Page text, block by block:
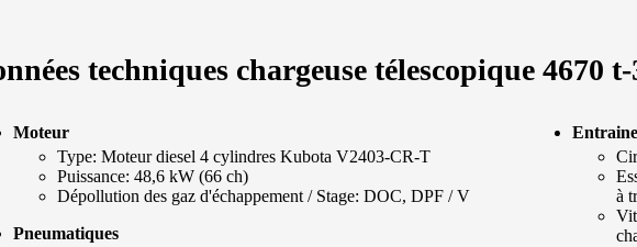
techniques chargeuse télescopique 4670 t-
Moteur
Type: Moteur diesel 4 cylindres Kubota V2403-CR-T
Puissance: 48,6 kW (66 ch)
Dépollution des gaz d'échappement / Stage: DOC, DPF / V
Pneumatiques
à